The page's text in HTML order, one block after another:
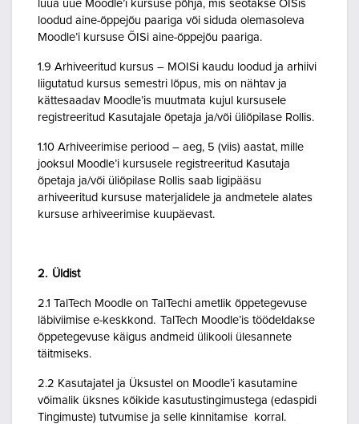
luua uue Moodle’i kursuse põhja, mis seotakse ÕISis
loodud aine-õppejõu paariga või siduda olemasoleva
Moodle’i kursuse ÕISi aine-õppejõu paariga.
1.9 Arhiveeritud kursus – MOISi kaudu loodud ja arhiivi
liigutatud kursus semestri lõpus, mis on nähtav ja
kättesaadav Moodle’is muutmata kujul kursusele
registreeritud Kasutajale õpetaja ja/või üliõpilase Rollis.
1.10 Arhiveerimise periood – aeg, 5 (viis) aastat, mille
jooksul Moodle’i kursusele registreeritud Kasutaja
õpetaja ja/või üliõpilase Rollis saab ligipääsu
arhiveeritud kursuse materjalidele ja andmetele alates
kursuse arhiveerimise kuupäevast.
2. Üldist
2.1 TalTech Moodle on TalTechi ametlik õppetegevuse
läbiviimise e-keskkond. TalTech Moodle’is töödeldakse
õppetegevuse käigus andmeid ülikooli ülesannete
täitmiseks.
2.2 Kasutajatel ja Üksustel on Moodle’i kasutamine
võimalik üksnes kõikide kasutustingimustega (edaspidi
Tingimuste) tutvumise ja selle kinnitamise korral.